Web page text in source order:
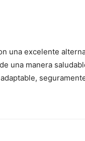
una excelente
de una manera